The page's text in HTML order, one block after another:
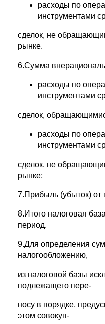
расходы по
инструментами
сделок, не
рынке.
6.Сумма
расходы по
инструментами
сделок,
расходы по
инструментами
сделок, не
рынке;
7.Прибыль (убыток) от
8.Итого налоговая
период.
9.Для определения
налогообложению,
из налоговой базы
подлежащего пере-
носу в порядке,
этом совокуп-